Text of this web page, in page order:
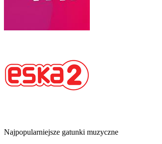
Najpopularniejsze gatunki muzyczne